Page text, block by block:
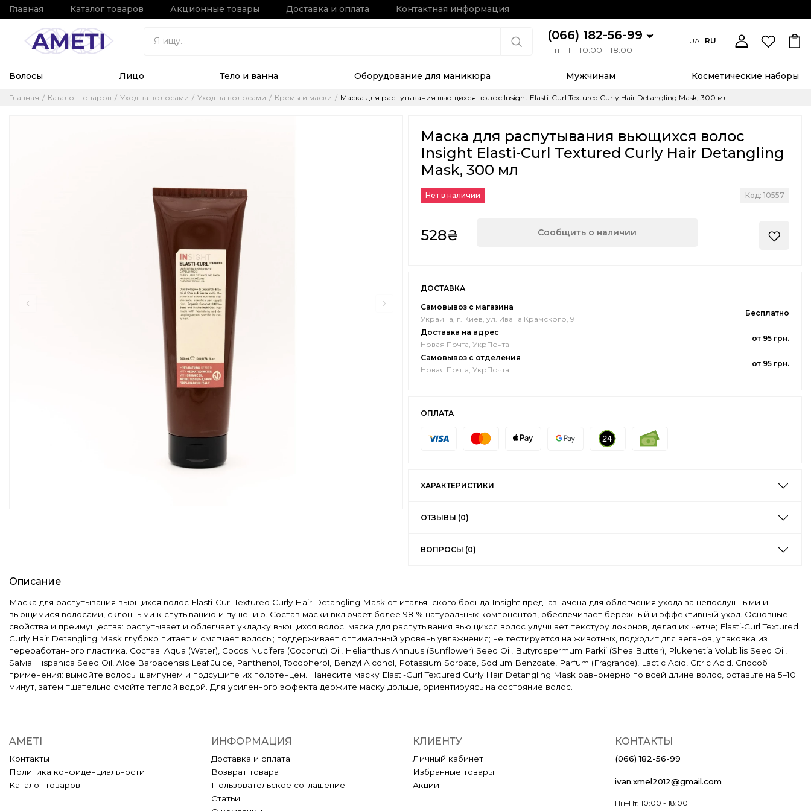
Главная Каталог товаров Акционные товары Доставка и оплата Контактная информация
(066) 182-56-99
Пн–Пт: 10:00 - 18:00
UA RU
Волосы Лицо Тело и ванна Оборудование для маникюра Мужчинам Косметические наборы
Главная Каталог товаров Уход за волосами Уход за волосами Кремы и маски Маска для распутывания вьющихся волос Insight Elasti-Curl Textured Curly Hair Detangling Mask, 300 мл
Маска для распутывания вьющихся волос
Insight Elasti-Curl Textured Curly Hair Detangling
Mask, 300 мл
Нет в наличии Код: 10557
528₴ Сообщить о наличии
ДОСТАВКА
Самовывоз с магазина
Украина, г. Киев, ул. Ивана Крамского, 9
Бесплатно
Доставка на адрес
Новая Почта, УкрПочта
от 95 грн.
Самовывоз с отделения
Новая Почта, УкрПочта
от 95 грн.
ОПЛАТА
ХАРАКТЕРИСТИКИ
ОТЗЫВЫ (0)
ВОПРОСЫ (0)
Описание
Маска для распутывания вьющихся волос Elasti-Curl Textured Curly Hair Detangling Mask от итальянского бренда Insight предназначена для облегчения ухода за непослушными и
вьющимися волосами, склонными к спутыванию и пушению. Состав маски включает более 98 % натуральных компонентов, обеспечивает бережный и эффективный уход. Основные
свойства и преимущества: распутывает и облегчает укладку вьющихся волос; маска для распутывания вьющихся волос улучшает текстуру локонов, делая их четче; Elasti-Curl Textured
Curly Hair Detangling Mask глубоко питает и смягчает волосы; поддерживает оптимальный уровень увлажнения; не тестируется на животных, подходит для веганов, упаковка из
переработанного пластика. Состав: Aqua (Water), Cocos Nucifera (Coconut) Oil, Helianthus Annuus (Sunflower) Seed Oil, Butyrospermum Parkii (Shea Butter), Plukenetia Volubilis Seed Oil,
Salvia Hispanica Seed Oil, Aloe Barbadensis Leaf Juice, Panthenol, Tocopherol, Benzyl Alcohol, Potassium Sorbate, Sodium Benzoate, Parfum (Fragrance), Lactic Acid, Citric Acid. Способ
применения: вымойте волосы шампунем и подсушите их полотенцем. Нанесите маску Elasti-Curl Textured Curly Hair Detangling Mask равномерно по всей длине волос, оставьте на 5–10
минут, затем тщательно смойте теплой водой. Для усиленного эффекта держите маску дольше, ориентируясь на состояние волос.
AMETI
Контакты
Политика конфиденциальности
Каталог товаров
ИНФОРМАЦИЯ
Доставка и оплата
Возврат товара
Пользовательское соглашение
Статьи
КЛИЕНТУ
Личный кабинет
Избранные товары
Акции
КОНТАКТЫ
(066) 182-56-99
ivan.xmel2012@gmail.com
Пн–Пт: 10:00 - 18:00